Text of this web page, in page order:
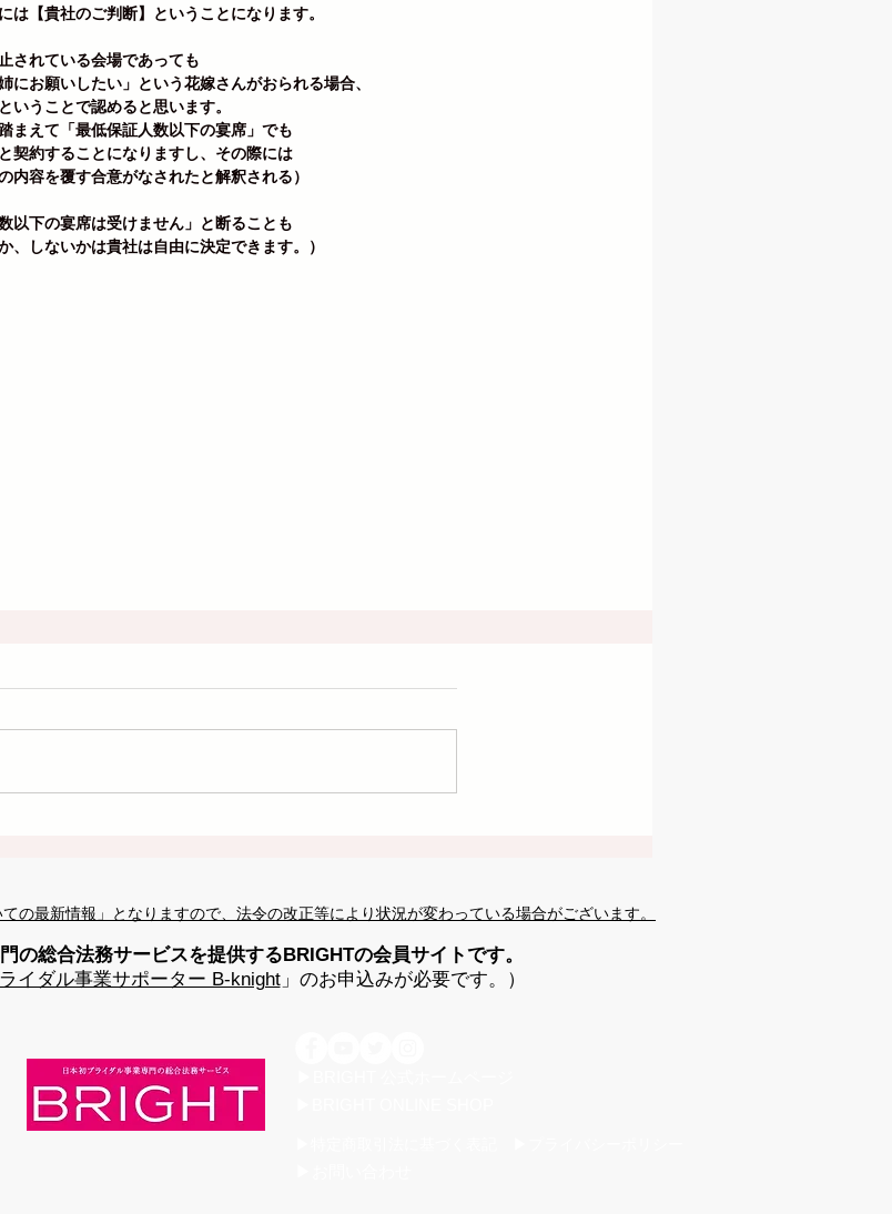
は【貴社のご判断】ということになります。
されている会場であっても
にお願いしたい」という花嫁さんがおられる場合、
いうことで認めると思います。
まえて「最低保証人数以下の宴席」でも
契約することになりますし、その際には
内容を覆す合意がなされたと解釈される）
以下の宴席は受けません」と断ることも
しないかは貴社は自由に決定できます。）
の最新情報」となりますので、法令の改正等により状況が変わっている場合がございます。
の総合法務サービスを提供するBRIGHTの会員サイトです。
イダル事業サポーター B-knight」のお申込みが必要です。）